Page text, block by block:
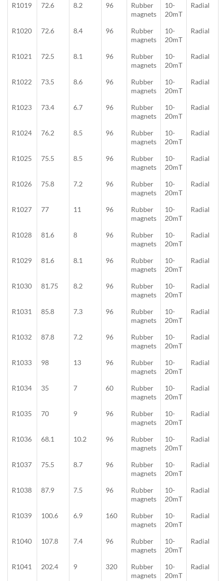
R1019 72.6 8.2 96
Rubber
magnets
10-
20mT
Radial
R1020 72.6 8.4 96
Rubber
magnets
10-
20mT
Radial
R1021 72.5 8.1 96
Rubber
magnets
10-
20mT
Radial
R1022 73.5 8.6 96
Rubber
magnets
10-
20mT
Radial
R1023 73.4 6.7 96
Rubber
magnets
10-
20mT
Radial
R1024 76.2 8.5 96
Rubber
magnets
10-
20mT
Radial
R1025 75.5 8.5 96
Rubber
magnets
10-
20mT
Radial
R1026 75.8 7.2 96
Rubber
magnets
10-
20mT
Radial
R1027 77 11 96
Rubber
magnets
10-
20mT
Radial
R1028 81.6 8 96
Rubber
magnets
10-
20mT
Radial
R1029 81.6 8.1 96
Rubber
magnets
10-
20mT
Radial
R1030 81.75 8.2 96
Rubber
magnets
10-
20mT
Radial
R1031 85.8 7.3 96
Rubber
magnets
10-
20mT
Radial
R1032 87.8 7.2 96
Rubber
magnets
10-
20mT
Radial
R1033 98 13 96
Rubber
magnets
10-
20mT
Radial
R1034 35 7 60
Rubber
magnets
10-
20mT
Radial
R1035 70 9 96
Rubber
magnets
10-
20mT
Radial
R1036 68.1 10.2 96
Rubber
magnets
10-
20mT
Radial
R1037 75.5 8.7 96
Rubber
magnets
10-
20mT
Radial
R1038 87.9 7.5 96
Rubber
magnets
10-
20mT
Radial
R1039 100.6 6.9 160
Rubber
magnets
10-
20mT
Radial
R1040 107.8 7.4 96
Rubber
magnets
10-
20mT
Radial
R1041 202.4 9 320
Rubber
magnets
10-
20mT
Radial